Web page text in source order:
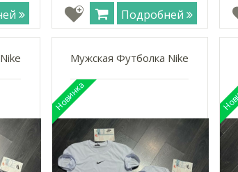
Подробней
Мужская Футболка Nike